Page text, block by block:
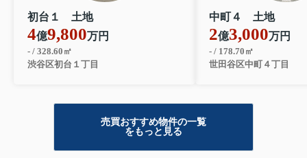
初台１ 土地
4億9,800万円
- / 328.60㎡
渋谷区初台１丁目
中町４ 土地
2億3,000万円
- / 178.70㎡
世田谷区中町４丁目
売買おすすめ物件の一覧
をもっと見る